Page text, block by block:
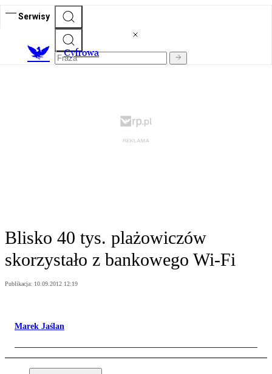
Serwisy
Cyfrowa
Blisko 40 tys. plażowiczów
skorzystało z bankowego Wi-Fi
Publikacja: 10.09.2012 12:19
Marek Jaślan